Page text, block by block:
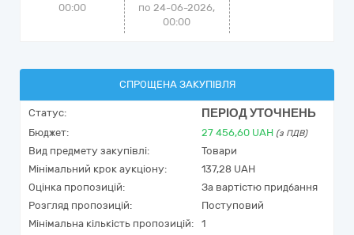
00:00
по 24-06-2026,
00:00
СПРОЩЕНА ЗАКУПІВЛЯ
Статус: ПЕРІОД УТОЧНЕНЬ
Бюджет: 27 456,60 UAH (з ПДВ)
Вид предмету закупівлі:
Товари
Мінімальний крок аукціону:
137,28 UAH
Оцінка пропозицій:
За вартістю придбання
Розгляд пропозицій:
Поступовий
Мінімальна кількість пропозицій:
1